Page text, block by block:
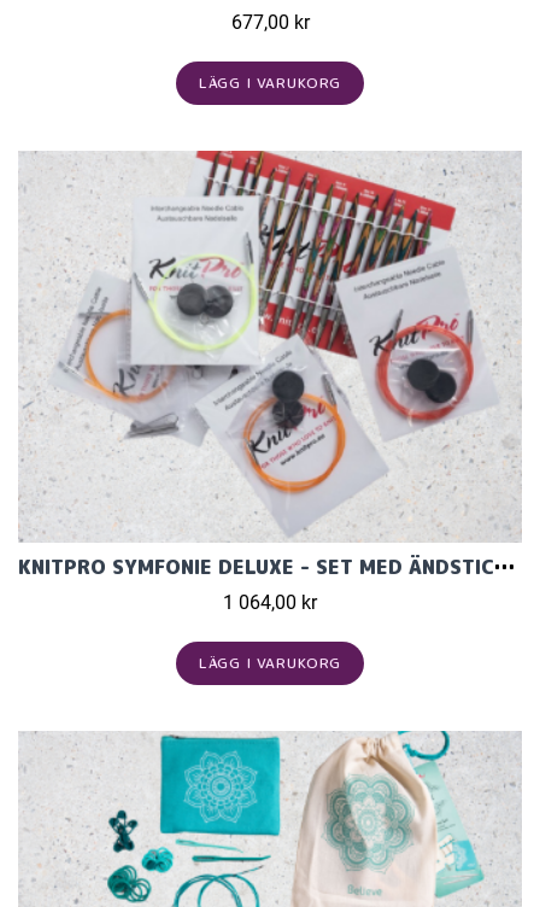
677,00 kr
LÄGG I VARUKORG
KNITPRO SYMFONIE DELUXE - SET MED ÄNDSTICKOR (8 PAR, 13 CM)
1 064,00 kr
LÄGG I VARUKORG